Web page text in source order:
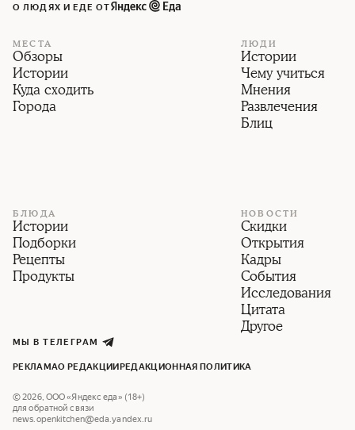
О ЛЮДЯХ И ЕДЕ ОТ
МЕСТА
Обзоры
Истории
Куда сходить
Города
ЛЮДИ
Истории
Чему учиться
Мнения
Развлечения
Блиц
БЛЮДА
Истории
Подборки
Рецепты
Продукты
НОВОСТИ
Скидки
Открытия
Кадры
События
Исследования
Цитата
Другое
МЫ В ТЕЛЕГРАМ
РЕКЛАМАО РЕДАКЦИИРЕДАКЦИОННАЯ ПОЛИТИКА
©2026, ООО «Яндекс еда» (18+)
для обратной связи
news.openkitchen@eda.yandex.ru